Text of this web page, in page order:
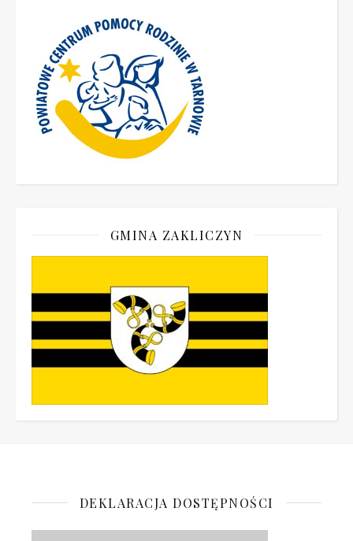
GMINA ZAKLICZYN
DEKLARACJA DOSTĘPNOŚCI